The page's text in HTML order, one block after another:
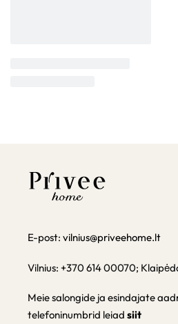
E-post: vilnius@priveehome.lt
Vilnius: +370 614 00070;
Meie salongide ja esindajate
telefoninumbrid leiad siit